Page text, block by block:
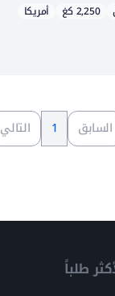
2,250 كغ أمريكا
السابق 1 التالي
طلباً